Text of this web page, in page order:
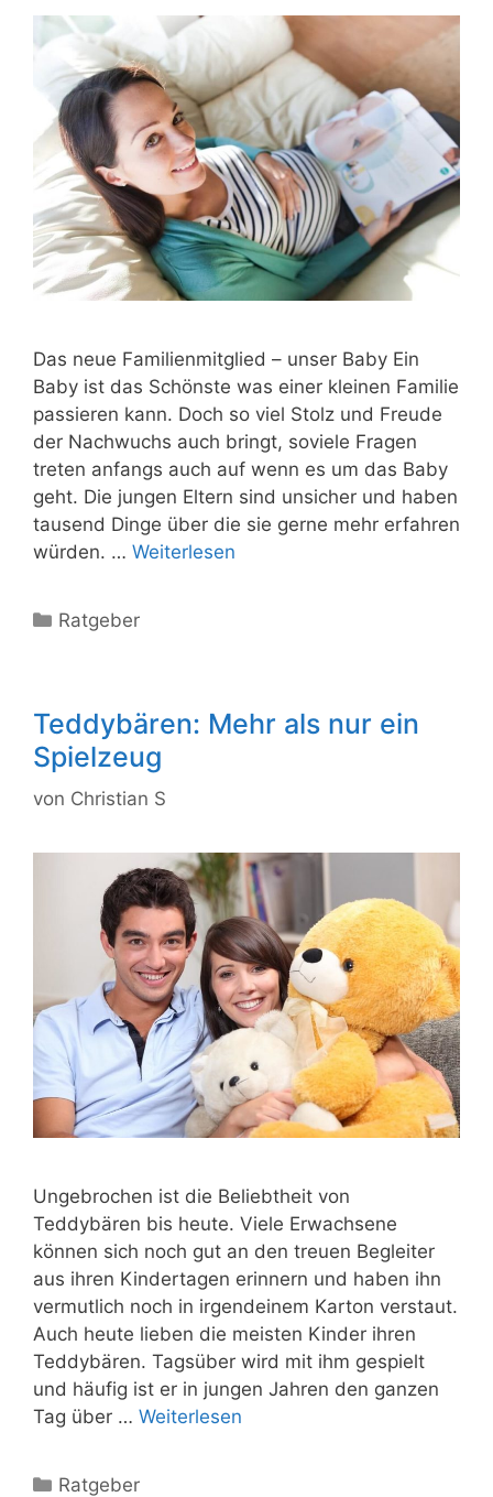
Das neue Familienmitglied – unser Baby Ein
Baby ist das Schönste was einer kleinen Familie
passieren kann. Doch so viel Stolz und Freude
der Nachwuchs auch bringt, soviele Fragen
treten anfangs auch auf wenn es um das Baby
geht. Die jungen Eltern sind unsicher und haben
tausend Dinge über die sie gerne mehr erfahren
würden. … Weiterlesen
Kategorien
Ratgeber
Teddybären: Mehr als nur ein
Spielzeug
von Christian S
Ungebrochen ist die Beliebtheit von
Teddybären bis heute. Viele Erwachsene
können sich noch gut an den treuen Begleiter
aus ihren Kindertagen erinnern und haben ihn
vermutlich noch in irgendeinem Karton verstaut.
Auch heute lieben die meisten Kinder ihren
Teddybären. Tagsüber wird mit ihm gespielt
und häufig ist er in jungen Jahren den ganzen
Tag über … Weiterlesen
Kategorien
Ratgeber